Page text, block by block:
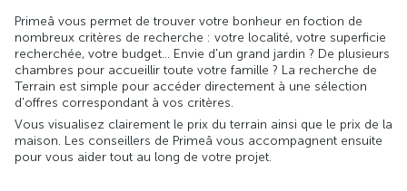
Primeâ vous permet de trouver votre bonheur en foction de
nombreux critères de recherche : votre localité, votre superficie
recherchée, votre budget... Envie d'un grand jardin ? De plusieurs
chambres pour accueillir toute votre famille ? La recherche de
Terrain est simple pour accéder directement à une sélection
d'offres correspondant à vos critères.
Vous visualisez clairement le prix du terrain ainsi que le prix de la
maison. Les conseillers de Primeâ vous accompagnent ensuite
pour vous aider tout au long de votre projet.